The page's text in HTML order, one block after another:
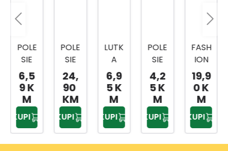
POLE
SIE
IGRA
ČKA
SET
POS
UĐA
7997
8
6,5
9 K
M
KUPI
POLE
SIE
IGRA
ČKA
LUTK
A
8044
8
24,
90
KM
KUPI
LUTK
A
LEPTI
R
MKQ1
4887
8
6,9
5 K
M
KUPI
POLE
SIE
IGRA
ČKA
PEGL
A
4829
5
4,2
5 K
M
KUPI
FASH
ION
LUTK
A
SORT
O
19,9
0 K
M
KUPI